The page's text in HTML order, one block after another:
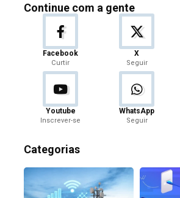
Continue com a gente
Facebook
Curtir
X
Seguir
Youtube
Inscrever-se
WhatsApp
Seguir
Categorias